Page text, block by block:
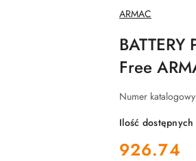
NAZWA
PRODUCENTA:
ARMAC
Free
Numer
Ilość dostępnych
cena:
926.74